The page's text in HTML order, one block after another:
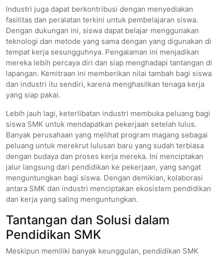
Industri juga dapat berkontribusi dengan menyediakan
fasilitas dan peralatan terkini untuk pembelajaran siswa.
Dengan dukungan ini, siswa dapat belajar menggunakan
teknologi dan metode yang sama dengan yang digunakan di
tempat kerja sesungguhnya. Pengalaman ini menjadikan
mereka lebih percaya diri dan siap menghadapi tantangan di
lapangan. Kemitraan ini memberikan nilai tambah bagi siswa
dan industri itu sendiri, karena menghasilkan tenaga kerja
yang siap pakai.
Lebih jauh lagi, keterlibatan industri membuka peluang bagi
siswa SMK untuk mendapatkan pekerjaan setelah lulus.
Banyak perusahaan yang melihat program magang sebagai
peluang untuk merekrut lulusan baru yang sudah terbiasa
dengan budaya dan proses kerja mereka. Ini menciptakan
jalur langsung dari pendidikan ke pekerjaan, yang sangat
menguntungkan bagi siswa. Dengan demikian, kolaborasi
antara SMK dan industri menciptakan ekosistem pendidikan
dan kerja yang saling menguntungkan.
Tantangan dan Solusi dalam
Pendidikan SMK
Meskipun memiliki banyak keunggulan, pendidikan SMK